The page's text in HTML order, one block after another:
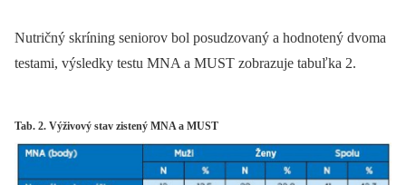
Nutričný skríning seniorov bol posudzovaný a hodnotený dvoma
testami, výsledky testu MNA a MUST zobrazuje tabuľka 2.
Tab. 2. Výživový stav zistený MNA a MUST